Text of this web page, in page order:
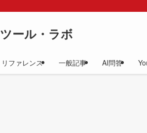
ツール・ラボ
リファレンス 一般記事 AI問答